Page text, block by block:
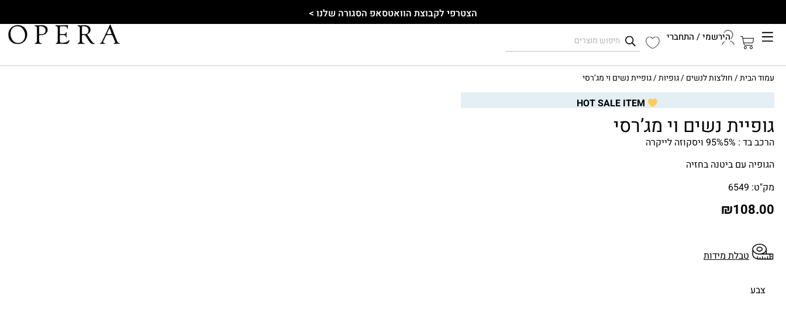
הצטרפי לקבוצת הוואטסאפ הסגורה שלנו >
הירשמי / התחברי
עמוד הבית/חולצות לנשים/גופיות/ גופיית נשים וי מג’רסי
גופיית נשים וי מג’רסי
הרכב בד : 95%5% ויסקוזה לייקרה
הגופיה עם ביטנה בחזיה
מק"ט: 6549
₪108.00
טבלת מידות
צבע